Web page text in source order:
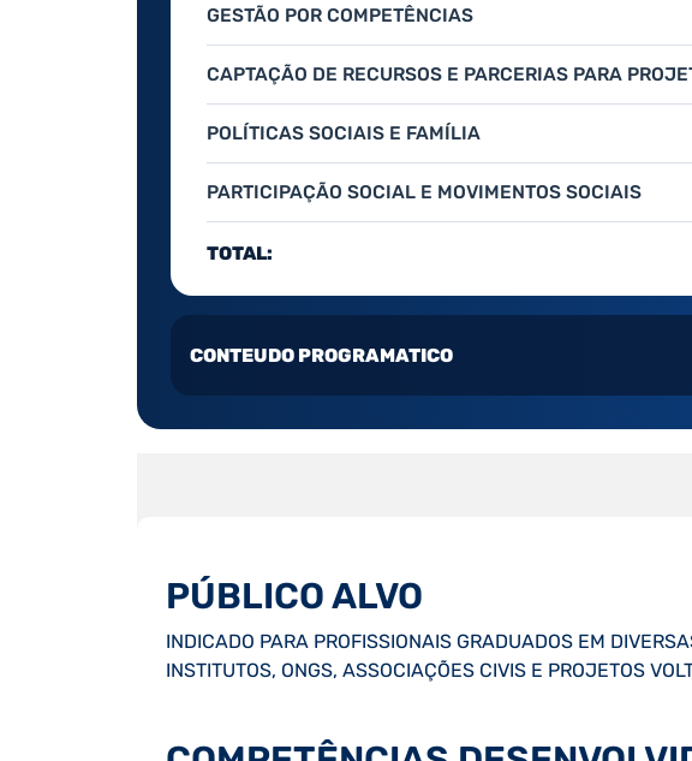
GESTÃO POR COMPETÊNCIAS
CAPTAÇÃO DE RECURSOS E PARCERIAS PARA
POLÍTICAS SOCIAIS E FAMÍLIA
PARTICIPAÇÃO SOCIAL E MOVIMENTOS SOCIAIS
TOTAL:
CONTEUDO PROGRAMATICO
PÚBLICO ALVO
INDICADO PARA PROFISSIONAIS GRADUADOS EM
INSTITUTOS, ONGS, ASSOCIAÇÕES CIVIS E PROJETOS